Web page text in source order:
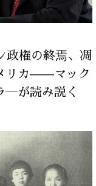
政権の終焉、凋
リカ——マック
―が読み説く